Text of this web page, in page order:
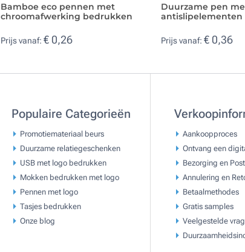
Bamboe eco pennen met
chroomafwerking bedrukken
Prijs vanaf: € 0,26
Duurzame pen
antislipelementen
Prijs vanaf: € 0,36
Populaire Categorieën
Promotiemateriaal beurs
Duurzame relatiegeschenken
USB met logo bedrukken
Mokken bedrukken met logo
Pennen met logo
Tasjes bedrukken
Onze blog
Aankoopproces
Ontvang een
Bezorging en
Annulering en
Betaalmethodes
Gratis samples
Veelgestelde